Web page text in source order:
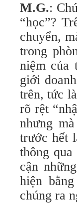
M.G.:
“học”?
chuyển,
trong
niệm của
giới
trên, tức
rõ rệt
nhưng
trước hết
thông
cận
hiện
chúng ra